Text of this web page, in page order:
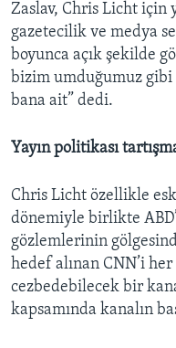
Zaslav, Chris Licht için
gazetecilik ve medya
boyunca açık şekilde
bizim umduğumuz
bana ait” dedi.
Yayın politikası
Chris Licht özellikle
dönemiyle birlikte
gözlemlerinin
hedef alınan CNN’i
cezbedebilecek bir
kapsamında kanalın